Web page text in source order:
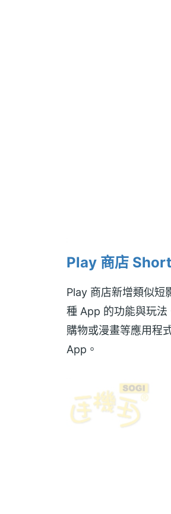
Play 商店
Play 商店新增類似短
種 App 的功能與玩法
購物或漫畫等應用程
App。